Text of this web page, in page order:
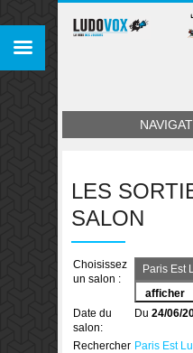
LES
SALON
Choisissez
un salon :
Date du
salon:
Du 24/06/
Rechercher Paris Est